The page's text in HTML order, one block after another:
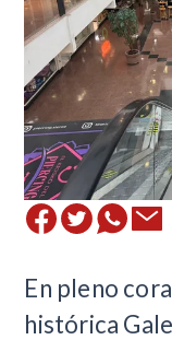
En pleno
histórica